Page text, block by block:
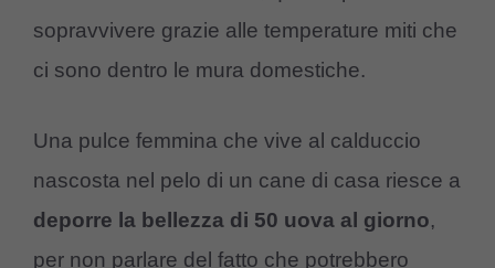
sopravvivere grazie alle temperature miti che
ci sono dentro le mura domestiche.
Una pulce femmina che vive al calduccio
nascosta nel pelo di un cane di casa riesce a
deporre la bellezza di 50 uova al giorno,
per non parlare del fatto che potrebbero